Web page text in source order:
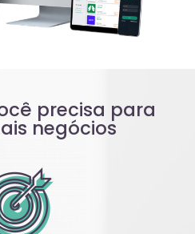
precisa para
negócios